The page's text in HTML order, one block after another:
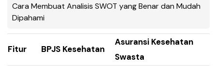
Cara Membuat Analisis SWOT yang Benar dan Mudah
Dipahami
Fitur BPJS Kesehatan
Asuransi Kesehatan
Swasta